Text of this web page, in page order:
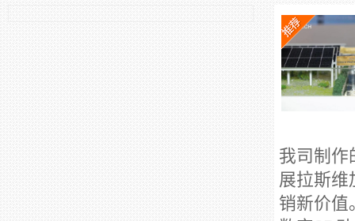
我司制作
展拉斯维
销新价值